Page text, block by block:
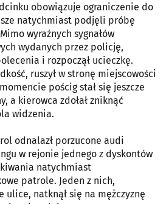
obowiązuje ograniczenie do
natychmiast podjęli próbę
wyraźnych sygnałów
wydanych przez policję,
i rozpoczął ucieczkę.
ruszył w stronę miejscowości
pościg stał się jeszcze
a kierowca zdołał zniknąć
widzenia.
odnalazł porzucone audi
w rejonie jednego z dyskontów
natychmiast
patrole. Jeden z nich,
ulice, natknął się na mężczyznę